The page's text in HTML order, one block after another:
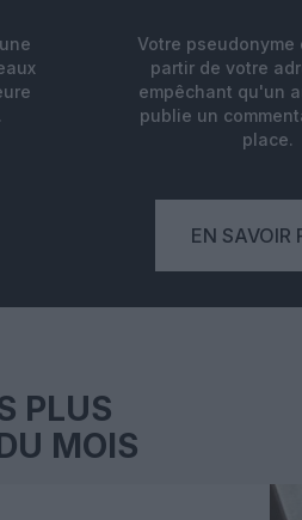
Votre pseudonyme
partir de votre
empêchant qu'un
publie un
place.
EN SAVOIR
PLUS
MOIS